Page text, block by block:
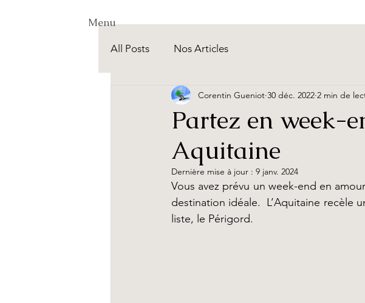
Menu
All Posts Nos Articles
Partez en week-
Aquitaine
Corentin Gueniot 30 déc. 2022 2 min de
Dernière mise à jour : 9 janv. 2024
Vous avez prévu un week-end en
destination idéale.  L’Aquitaine recèle
liste, le Périgord.